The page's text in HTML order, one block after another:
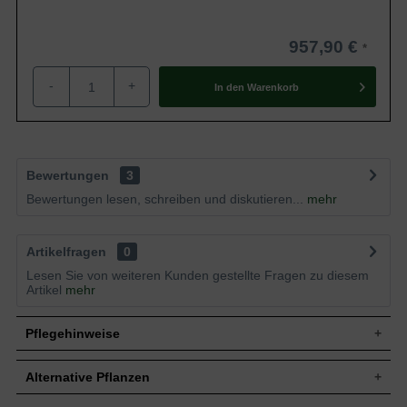
957,90 €
- + In den Warenkorb
Bewertungen
3
Bewertungen lesen, schreiben und diskutieren...
mehr
Artikelfragen
0
Lesen Sie von weiteren Kunden gestellte Fragen zu diesem
Artikel mehr
Pflegehinweise
Pflanz- und Pflegetipps Carpinus betulus /
Alternative Pflanzen